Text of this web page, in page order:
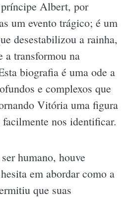
Albert, por
um evento trágico; é um
desestabilizou a rainha,
a transformou na
biografia é uma ode a
e complexos que
Vitória uma figura
nos identificar.
humano, houve
em abordar como a
que suas